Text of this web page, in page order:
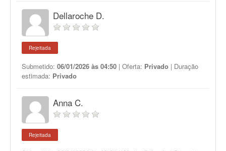
Dellaroche D.
Rejeitada
Submetido: 06/01/2026 às 04:50 | Oferta: Privado | Duração
estimada: Privado
Anna C.
Rejeitada